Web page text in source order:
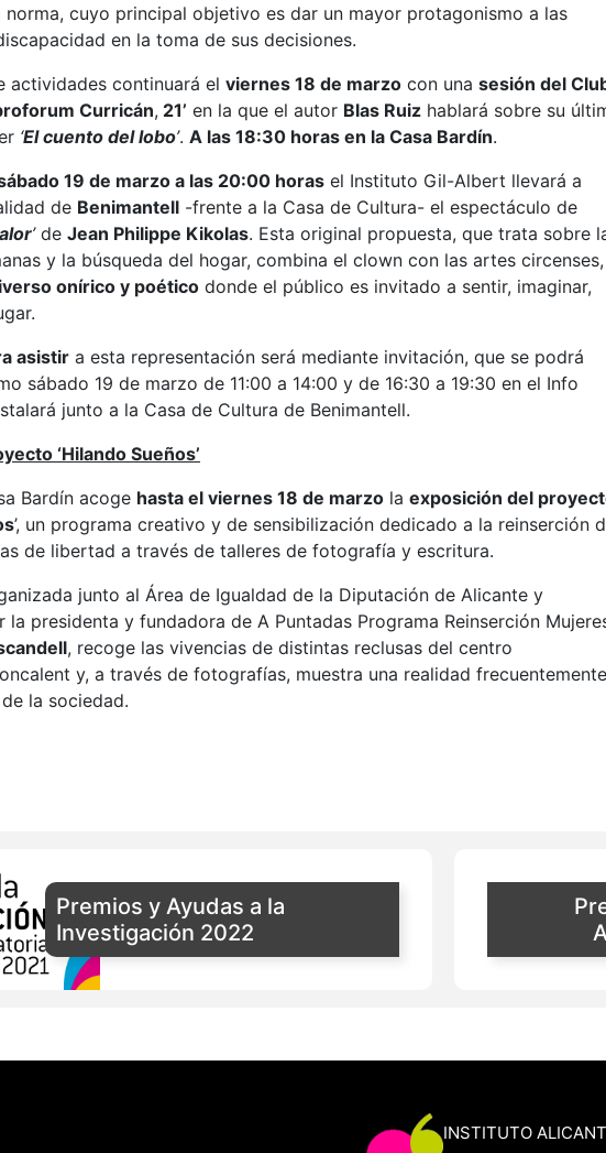
norma, cuyo principal objetivo es dar un mayor protagonismo a las
en la toma de sus decisiones.
actividades continuará el viernes 18 de marzo con una sesión del
Curricán, 21’ en la que el autor Blas Ruiz hablará sobre su
‘El cuento del lobo’. A las 18:30 horas en la Casa Bardín.
19 de marzo a las 20:00 horas el Instituto Gil-Albert llevará a
de Benimantell -frente a la Casa de Cultura- el espectáculo de
’de Jean Philippe Kikolas. Esta original propuesta, que trata sobre
y la búsqueda del hogar, combina el clown con las artes circenses,
onírico y poético donde el público es invitado a sentir, imaginar,
asistir a esta representación será mediante invitación, que se podrá
sábado 19 de marzo de 11:00 a 14:00 y de 16:30 a 19:30 en el Info
junto a la Casa de Cultura de Benimantell.
‘Hilando Sueños’
Bardín acoge hasta el viernes 18 de marzo la exposición del
’, un programa creativo y de sensibilización dedicado a la reinserción
de libertad a través de talleres de fotografía y escritura.
junto al Área de Igualdad de la Diputación de Alicante y
la presidenta y fundadora de A Puntadas Programa Reinserción
, recoge las vivencias de distintas reclusas del centro
y, a través de fotografías, muestra una realidad frecuentemente
la sociedad.
Premios y Ayudas a la
Investigación 2022
INSTITUTO